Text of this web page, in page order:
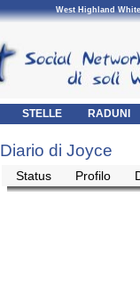
West Highland
STELLE RADUNI
Diario di Joyce
Status Profilo